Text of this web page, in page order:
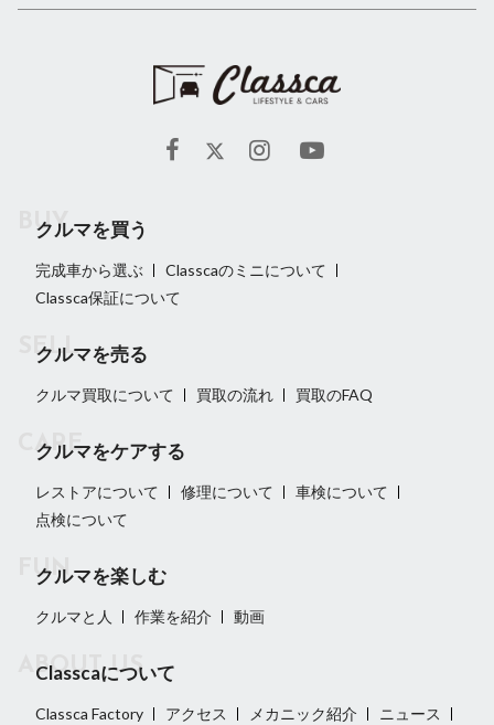
クルマを買う
完成車から選ぶ
Classcaのミニについて
Classca保証について
クルマを売る
クルマ買取について 買取の流れ 買取のFAQ
クルマをケアする
レストアについて 修理について
車検について
点検について
クルマを楽しむ
クルマと人 作業を紹介 動画
Classcaについて
Classca Factory アクセス メカニック紹介
ニュース